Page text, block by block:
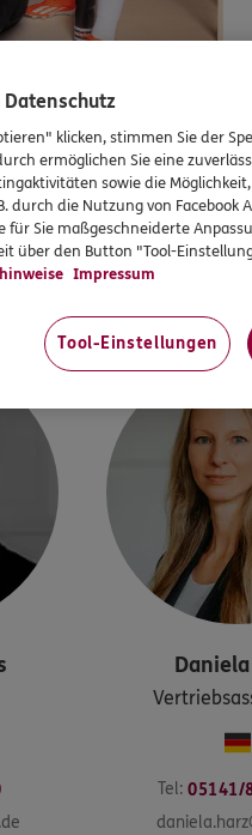
zu unseren
Mehr
WIR SIND
CelleERGO
Daniela
Tel: 05141/
klicken, stimmen Sie der
ermöglichen Sie eine
sowie die
durch die Nutzung von Facebook
für Sie maßgeschneiderte
über den Button "Tool-
Impressum
Tool-Einstellungen